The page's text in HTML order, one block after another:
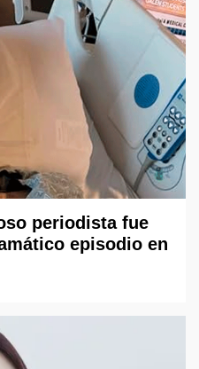
periodista fue
episodio en